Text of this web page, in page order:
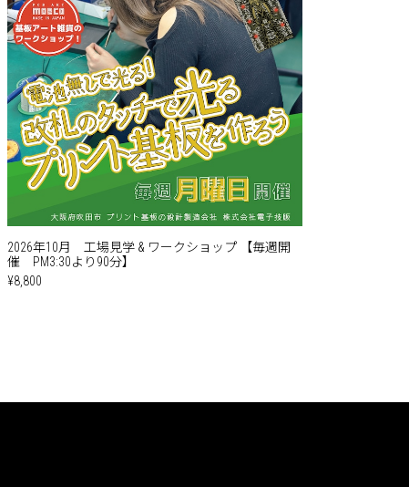
2026年10月 工場見学 & ワークショップ 【毎週開
催 PM3:30より90分】
¥8,800